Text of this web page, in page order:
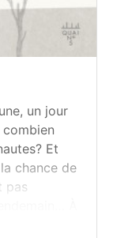
un jour
combien
Et
chance de
pas
qui-ira-